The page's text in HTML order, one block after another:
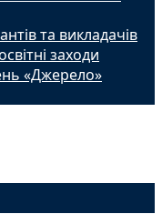
та викладачів
заходи
«Джерело»